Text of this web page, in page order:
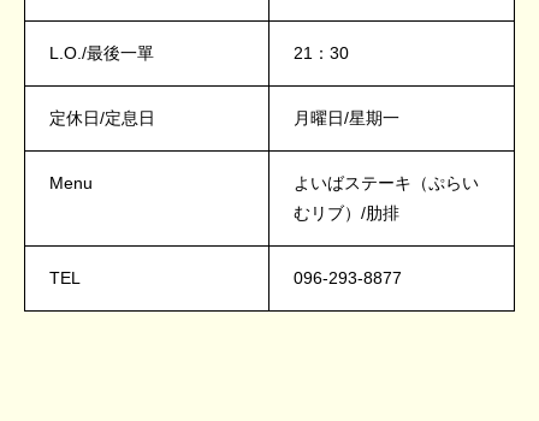
L.O./最後一單 21：30
定休日/定息日 月曜日/星期一
Menu
よいばステーキ（ぷらい
むリブ）/肋排
TEL 096-293-8877